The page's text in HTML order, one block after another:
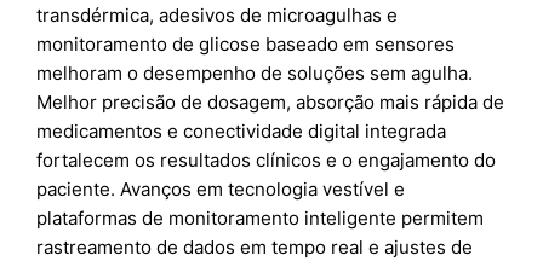
transdérmica, adesivos de microagulhas e
monitoramento de glicose baseado em sensores
melhoram o desempenho de soluções sem agulha.
Melhor precisão de dosagem, absorção mais rápida de
medicamentos e conectividade digital integrada
fortalecem os resultados clínicos e o engajamento do
paciente. Avanços em tecnologia vestível e
plataformas de monitoramento inteligente permitem
rastreamento de dados em tempo real e ajustes de